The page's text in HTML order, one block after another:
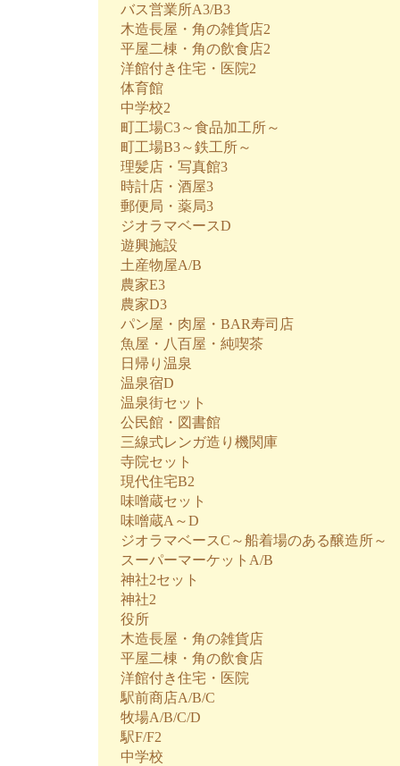
バス営業所A3/B3
木造長屋・角の雑貨店2
平屋二棟・角の飲食店2
洋館付き住宅・医院2
体育館
中学校2
町工場C3～食品加工所～
町工場B3～鉄工所～
理髪店・写真館3
時計店・酒屋3
郵便局・薬局3
ジオラマベースD
遊興施設
土産物屋A/B
農家E3
農家D3
パン屋・肉屋・BAR寿司店
魚屋・八百屋・純喫茶
日帰り温泉
温泉宿D
温泉街セット
公民館・図書館
三線式レンガ造り機関庫
寺院セット
現代住宅B2
味噌蔵セット
味噌蔵A～D
ジオラマベースC～船着場のある醸造所～
スーパーマーケットA/B
神社2セット
神社2
役所
木造長屋・角の雑貨店
平屋二棟・角の飲食店
洋館付き住宅・医院
駅前商店A/B/C
牧場A/B/C/D
駅F/F2
中学校